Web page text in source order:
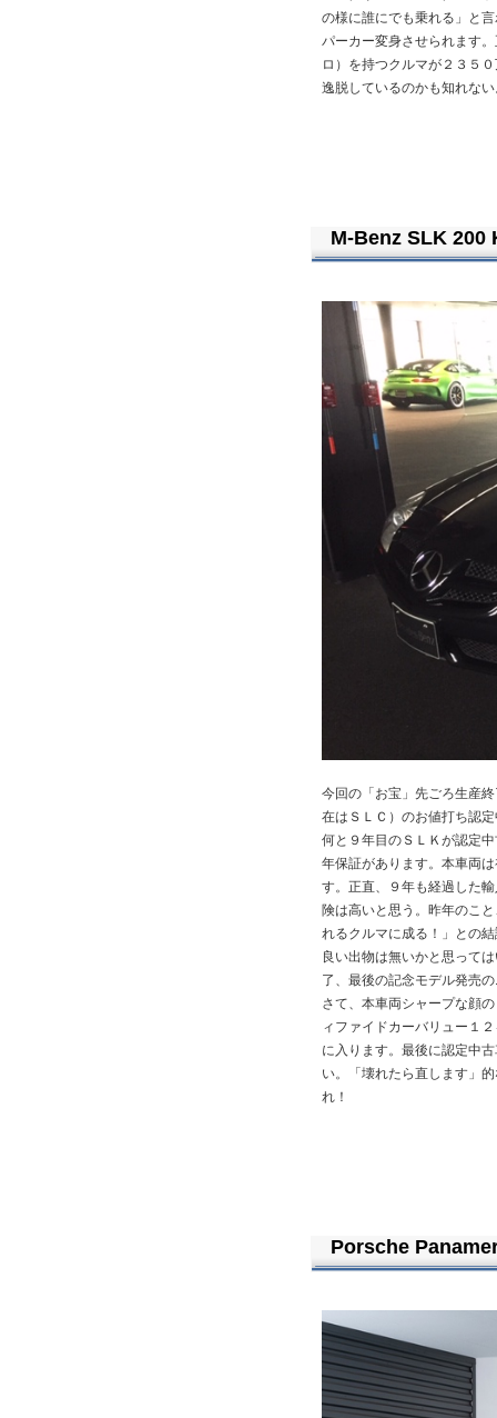
の様に誰にでも乗れる」と
パーカー変身させられます
ロ）を持つクルマが２３５
逸脱しているのかも知れな
M-Benz SLK 200
今回の「お宝」先ごろ生産
在はＳＬＣ）のお値打ち認
何と９年目のＳＬＫが認定
年保証があります。本車両
す。正直、９年も経過した
険は高いと思う。昨年のこ
れるクルマに成る！」との
良い出物は無いかと思って
了、最後の記念モデル発売
さて、本車両シャープな顔
ィファイドカーバリュー１
に入ります。最後に認定中
い。「壊れたら直します」
れ！
Porsche